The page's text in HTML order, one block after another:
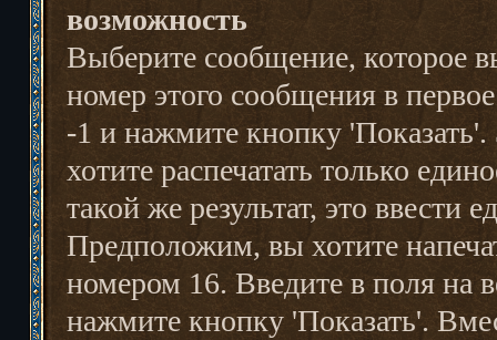
возможность
Выберите сообщение, которое
номер этого сообщения в
-1 и нажмите кнопку
хотите распечатать только
такой же результат, это ввести
Предположим, вы хотите
номером 16. Введите в поля на
нажмите кнопку 'Показать'.